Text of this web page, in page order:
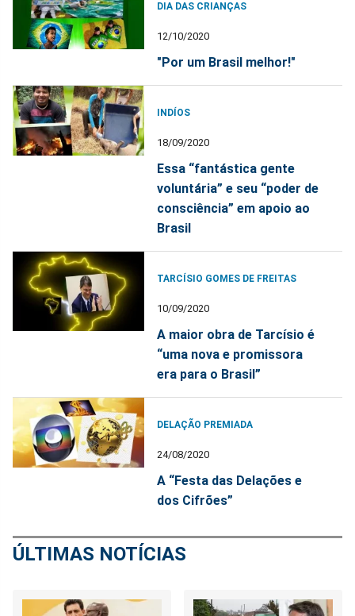
DIA DAS CRIANÇAS
12/10/2020
"Por um Brasil melhor!"
INDÍOS
18/09/2020
Essa “fantástica gente
voluntária” e seu “poder de
consciência” em apoio ao
Brasil
TARCÍSIO GOMES DE FREITAS
10/09/2020
A maior obra de Tarcísio é
“uma nova e promissora
era para o Brasil”
DELAÇÃO PREMIADA
24/08/2020
A “Festa das Delações e
dos Cifrões”
ÚLTIMAS NOTÍCIAS